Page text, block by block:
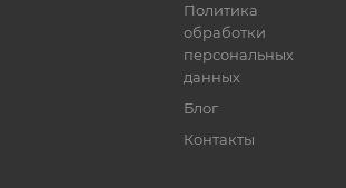
Политика
обработки
персональных
данных
Блог
Контакты